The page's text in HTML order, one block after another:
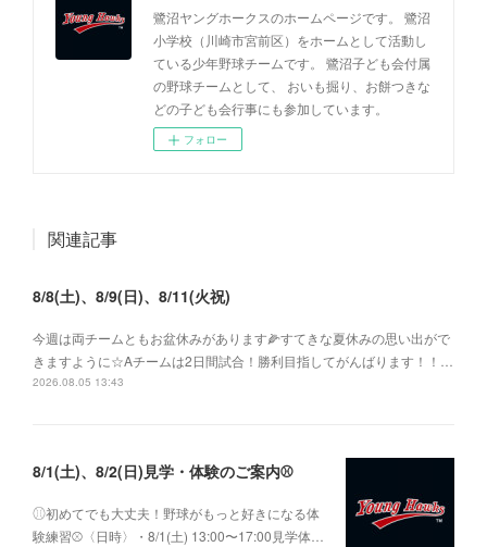
鷺沼ヤングホークスのホームページです。 鷺沼
小学校（川崎市宮前区）をホームとして活動し
ている少年野球チームです。 鷺沼子ども会付属
の野球チームとして、 おいも掘り、お餅つきな
どの子ども会行事にも参加しています。
フォロー
関連記事
8/8(土)、8/9(日)、8/11(火祝)
今週は両チームともお盆休みがあります🌽すてきな夏休みの思い出がで
きますように☆Aチームは2日間試合！勝利目指してがんばります！！…
2026.08.05 13:43
8/1(土)、8/2(日)見学・体験のご案内⚾️
⚾︎初めてでも大丈夫！野球がもっと好きになる体
験練習⚾〈日時〉・8/1(土) 13:00〜17:00見学体…